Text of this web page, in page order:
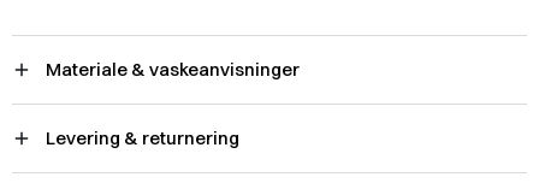
Materiale & vaskeanvisninger
Levering & returnering